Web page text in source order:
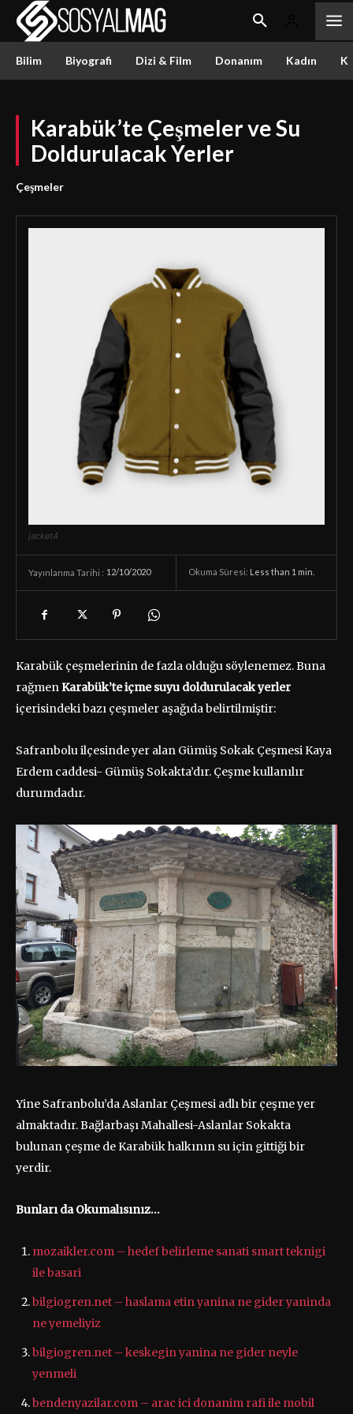
Bilim Biyografi Dizi & Film Donanım Kadın
Karabük’te Çeşmeler ve Su
Doldurulacak Yerler
Çeşmeler
jacket4
Yayınlanma Tarihi : 12/10/2020 Okuma Süresi: Less than 1 min.
Karabük çeşmelerinin de fazla olduğu söylenemez. Buna
rağmenKarabük’te içme suyu doldurulacak yerler
içerisindeki bazı çeşmeler aşağıda belirtilmiştir:
Safranbolu ilçesinde yer alan Gümüş Sokak Çeşmesi Kaya
Erdem caddesi- Gümüş Sokakta’dır. Çeşme kullanılır
durumdadır.
Yine Safranbolu’da Aslanlar Çeşmesi adlı bir çeşme yer
almaktadır. Bağlarbaşı Mahallesi-Aslanlar Sokakta
bulunan çeşme de Karabük halkının su için gittiği bir
yerdir.
Bunları da Okumalısınız…
mozaikler.com – hedef belirleme sanati smart teknigi
ile basari
bilgiogren.net – haslama etin yanina ne gider yaninda
ne yemeliyiz
bilgiogren.net – keskegin yanina ne gider neyle
yenmeli
bendenyazilar.com – arac ici donanim rafi ile mobil